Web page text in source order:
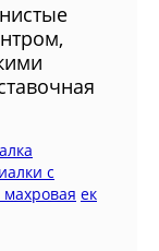
с
ек